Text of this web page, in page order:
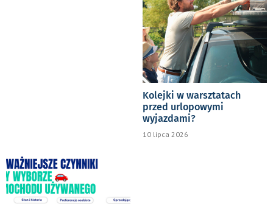
Kolejki w warsztatach
przed urlopowymi
wyjazdami?
10 lipca 2026